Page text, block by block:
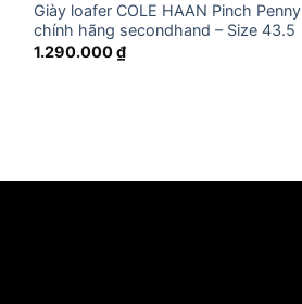
Giày loafer COLE HAAN Pinch Penny
chính hãng secondhand – Size 43.5
1.290.000₫